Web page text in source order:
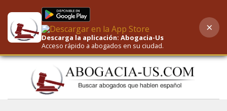
AI-Powered Search
Descarga la aplicación: Abogacia-Us
Acceso rápido a abogados en su ciudad.
×